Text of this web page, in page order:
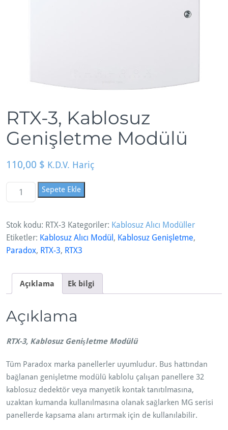
RTX-3, Kablosuz
Genişletme Modülü
110,00 $ K.D.V. Hariç
T
-
3,
K
s
z
e
n
i
ş
l
Sepete Ekle
Stok kodu: RTX-3 Kategoriler: Kablosuz Alıcı Modüller
Etiketler: Kablosuz Alıcı Modül , Kablosuz Genişletme,
Paradox, RTX-3, RTX3
Açıklama Ek bilgi
Açıklama
RTX-3, Kablosuz Genişletme Modülü
Tüm Paradox marka panellerler uyumludur. Bus hattından
bağlanan genişletme modülü kablolu çalışan panellere 32
kablosuz dedektör veya manyetik kontak tanıtılmasına,
uzaktan kumanda kullanılmasına olanak sağlarken MG serisi
panellerde kapsama alanı artırmak için de kullanılabilir.